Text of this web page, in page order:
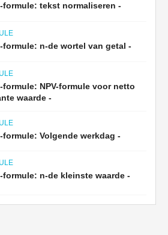
formule: tekst normaliseren -
formule: n-de wortel van getal -
formule: NPV-formule voor netto
waarde -
formule: Volgende werkdag -
formule: n-de kleinste waarde -